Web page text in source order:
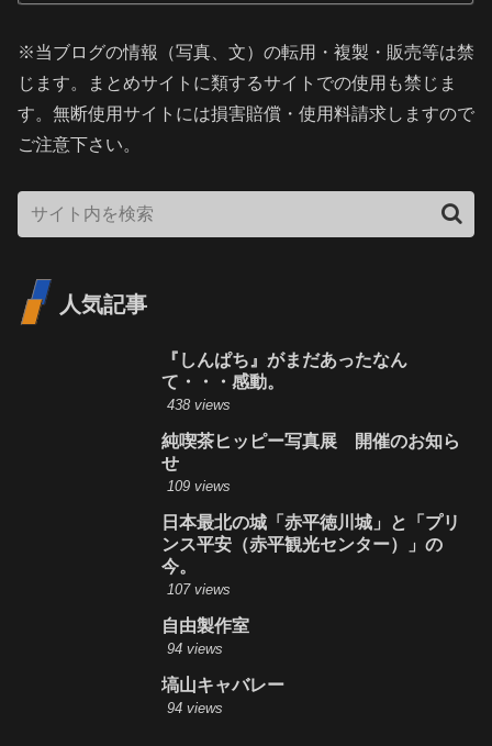
※当ブログの情報（写真、文）の転用・複製・販売等は禁
じます。まとめサイトに類するサイトでの使用も禁じま
す。無断使用サイトには損害賠償・使用料請求しますので
ご注意下さい。
人気記事
『しんぱち』がまだあったなん
て・・・感動。
438 views
純喫茶ヒッピー写真展 開催のお知ら
せ
109 views
日本最北の城「赤平徳川城」と「プリ
ンス平安（赤平観光センター）」の
今。
107 views
自由製作室
94 views
塙山キャバレー
94 views